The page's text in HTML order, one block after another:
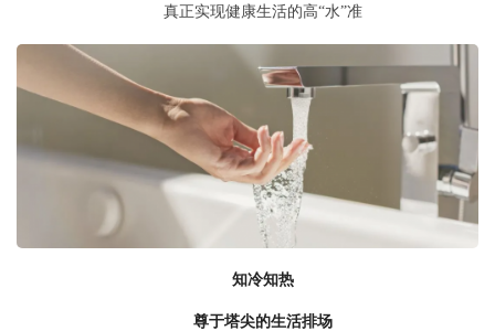
真正实现健康生活的高“水”准
知冷知热
尊于塔尖的生活排场